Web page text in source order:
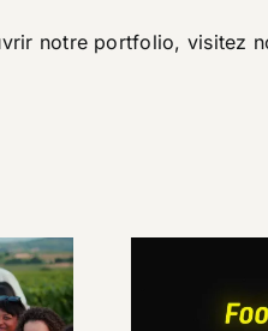
notre portfolio, visitez